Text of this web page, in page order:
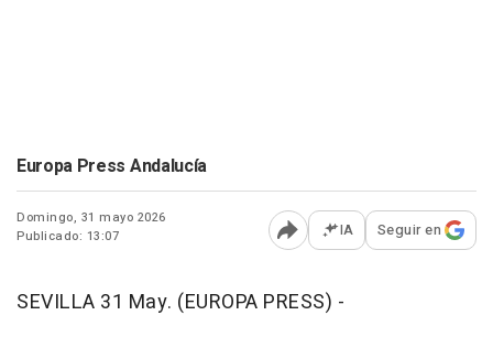
Europa Press Andalucía
Domingo, 31 mayo 2026
Publicado: 13:07
Abrir opciones para
IA Seguir en
SEVILLA 31 May. (EUROPA PRESS) -